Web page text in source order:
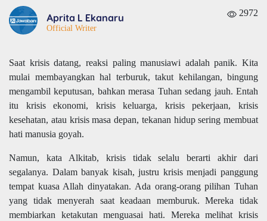
Aprita L Ekanaru
Official Writer
2972
Saat krisis datang, reaksi paling manusiawi adalah panik. Kita
mulai membayangkan hal terburuk, takut kehilangan, bingung
mengambil keputusan, bahkan merasa Tuhan sedang jauh. Entah
itu krisis ekonomi, krisis keluarga, krisis pekerjaan, krisis
kesehatan, atau krisis masa depan, tekanan hidup sering membuat
hati manusia goyah.
Namun, kata Alkitab, krisis tidak selalu berarti akhir dari
segalanya. Dalam banyak kisah, justru krisis menjadi panggung
tempat kuasa Allah dinyatakan. Ada orang-orang pilihan Tuhan
yang tidak menyerah saat keadaan memburuk. Mereka tidak
membiarkan ketakutan menguasai hati. Mereka melihat krisis